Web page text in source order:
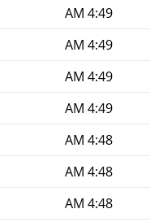
4:49 AM
4:49 AM
4:49 AM
4:49 AM
4:48 AM
4:48 AM
4:48 AM